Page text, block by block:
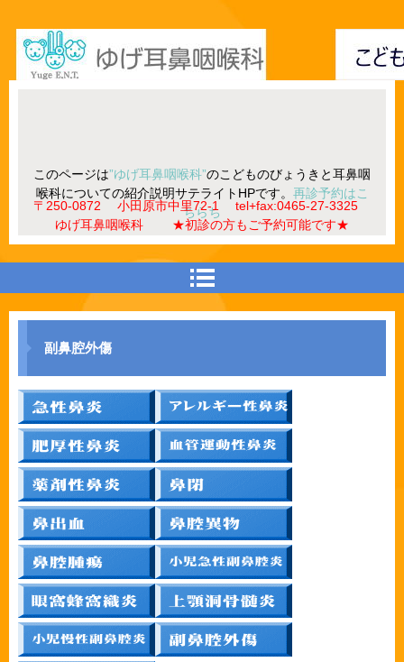
〒250-0872 小田原市中里72-1 tel+fax:0465-27-3325
ゆげ耳鼻咽喉科 ★初診の方もご予約可能です★
このページは”ゆげ耳鼻咽喉科”のこどものびょうきと耳鼻咽
喉科についての紹介説明サテライトHPです。 再診予約はこ
ちらち
副鼻腔外傷